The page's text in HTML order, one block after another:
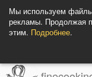
Мы используем
рекламы. Продолжая
этим. Подробнее.